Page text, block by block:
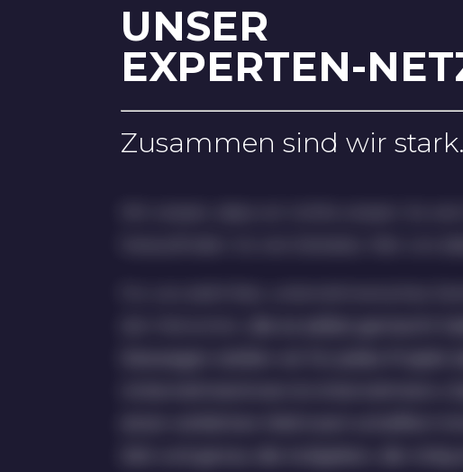
UNSER
EXPERTEN-
Zusammen sind wir stark.